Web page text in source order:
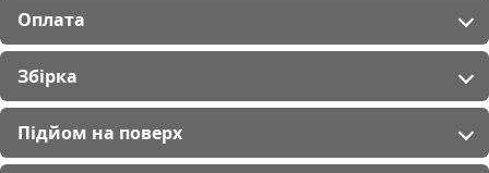
Оплата
Збірка
Підйом на поверх